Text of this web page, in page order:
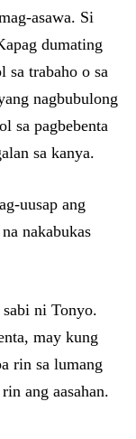
asawa. Si
dumating
sa trabaho o sa
nagbubulong
sa pagbebenta
sa kanya.
uusap ang
nakabukas
ni Tonyo.
may kung
rin sa lumang
ang aasahan.